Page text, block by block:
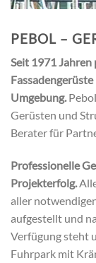
PEBOL –
Seit 1971
Umgebung.
Gerüsten und
Berater für
Professionelle
Projekterfolg.
aller
aufgestellt und
Verfügung steht
Fuhrpark mit